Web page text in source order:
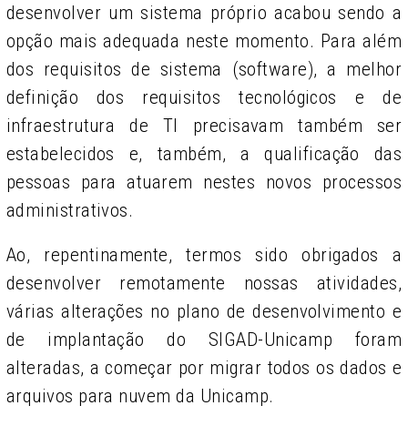
desenvolver um sistema próprio acabou sendo a
opção mais adequada neste momento. Para além
dos requisitos de sistema (software), a melhor
definição dos requisitos tecnológicos e de
infraestrutura de TI precisavam também ser
estabelecidos e, também, a qualificação das
pessoas para atuarem nestes novos processos
administrativos.
Ao, repentinamente, termos sido obrigados a
desenvolver remotamente nossas atividades,
várias alterações no plano de desenvolvimento e
de implantação do SIGAD-Unicamp foram
alteradas, a começar por migrar todos os dados e
arquivos para nuvem da Unicamp.